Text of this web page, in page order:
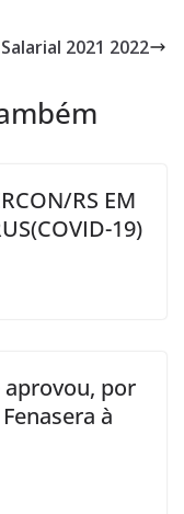
2021 2022
RS EM
19)
aprovou, por
à